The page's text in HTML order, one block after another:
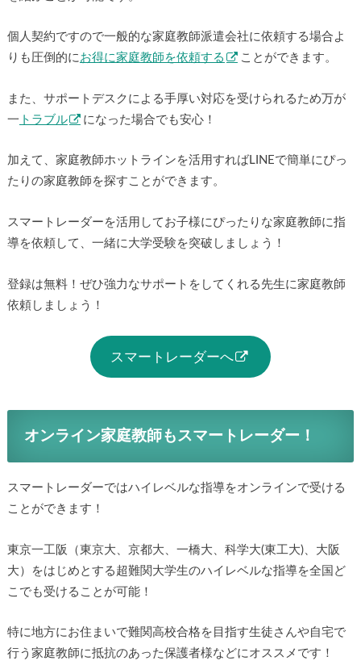
個人契約ですので一般的な家庭教師派遣会社に依頼する場合よ
りも圧倒的にお得に家庭教師を依頼する ことができます。
また、サポートデスクによる手厚い対応を受けられるため万が
一 トラブル になった場合でも安心！
加えて、家庭教師ホットラインを活用すればLINEで簡単にぴっ
たりの家庭教師を探すことができます。
スマートレーダーを活用してお子様にぴったりな家庭教師に指
導を依頼して、一緒に大学受験を突破しましょう！
登録は無料！ぜひ強力なサポートをしてくれる先生に家庭教師
依頼しましょう！
スマートレーダーへ
オンライン家庭教師もスマートレーダー！
スマートレーダーではハイレベルな指導をオンラインで受ける
ことができます！
東京一工阪（東京大、京都大、一橋大、科学大(東工大)、大阪
大）をはじめとする超難関大学生のハイレベルな指導を全国ど
こでも受けることが可能！
特に地方にお住まいで難関高校合格を目指す生徒さんや自宅で
行う家庭教師に抵抗のあった保護者様などにオススメです！